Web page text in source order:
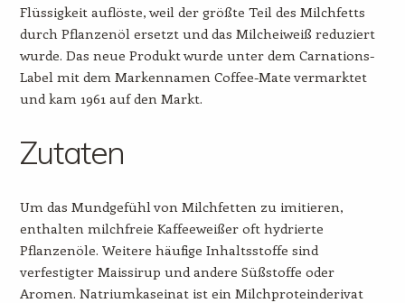
Flüssigkeit auflöste, weil der größte Teil des Milchfetts
durch Pflanzenöl ersetzt und das Milcheiweiß reduziert
wurde. Das neue Produkt wurde unter dem Carnations-
Label mit dem Markennamen Coffee-Mate vermarktet
und kam 1961 auf den Markt.
Zutaten
Um das Mundgefühl von Milchfetten zu imitieren,
enthalten milchfreie Kaffeeweißer oft hydrierte
Pflanzenöle. Weitere häufige Inhaltsstoffe sind
verfestigter Maissirup und andere Süßstoffe oder
Aromen. Natriumkaseinat ist ein Milchproteinderivat